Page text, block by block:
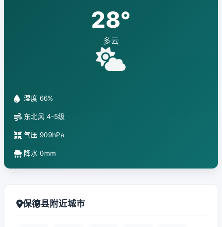
28°
多云
湿度 66%
东北风 4-5级
气压 909hPa
降水 0mm
保德县附近城市